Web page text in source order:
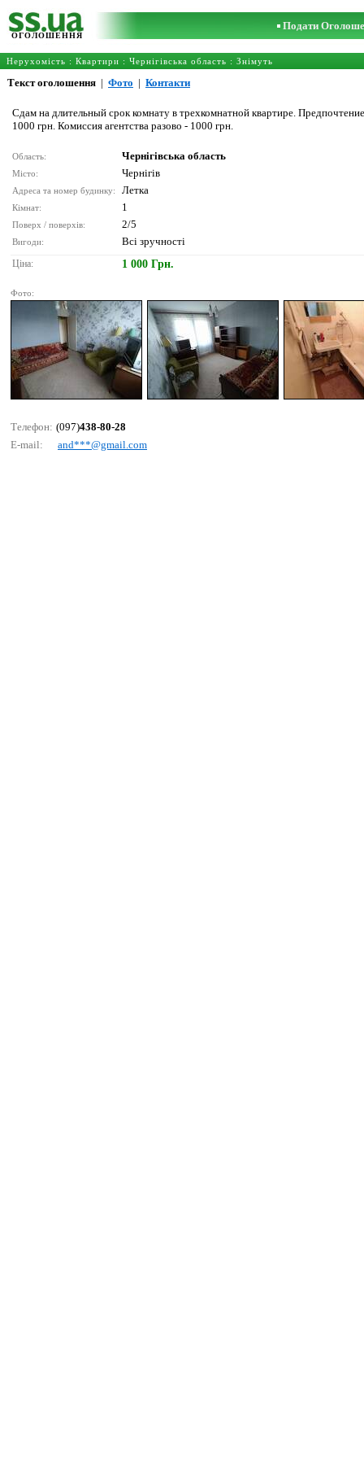
ОГОЛОШЕННЯ
Подати
Нерухомість : Квартири : Чернігівська область : Знімуть
Текст оголошення | Фото | Контакти
Сдам на длительный срок комнату в трехкомнатной квартире.
1000 грн. Комиссия агентства разово - 1000 грн.
Область: Чернігівська область
Місто: Чернігів
Адреса та номер будинку: Летка
Кімнат: 1
Поверх / поверхів: 2/5
Вигоди: Всі зручності
Ціна: 1 000 Грн.
Фото:
Телефон: (097)438-80-28
E-mail:
аnd***@gmаil.соm